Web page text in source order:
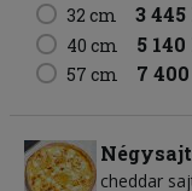
32 cm
3 445
40 cm 5
57 cm 7
cheddar